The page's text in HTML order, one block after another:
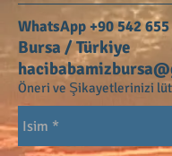
WhatsApp+90 542
​Bursa / Türkiye
Öneri ve Şikayetlerinizi